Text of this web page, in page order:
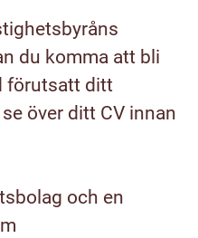
du komma att bli
förutsatt ditt
över ditt CV innan
och en